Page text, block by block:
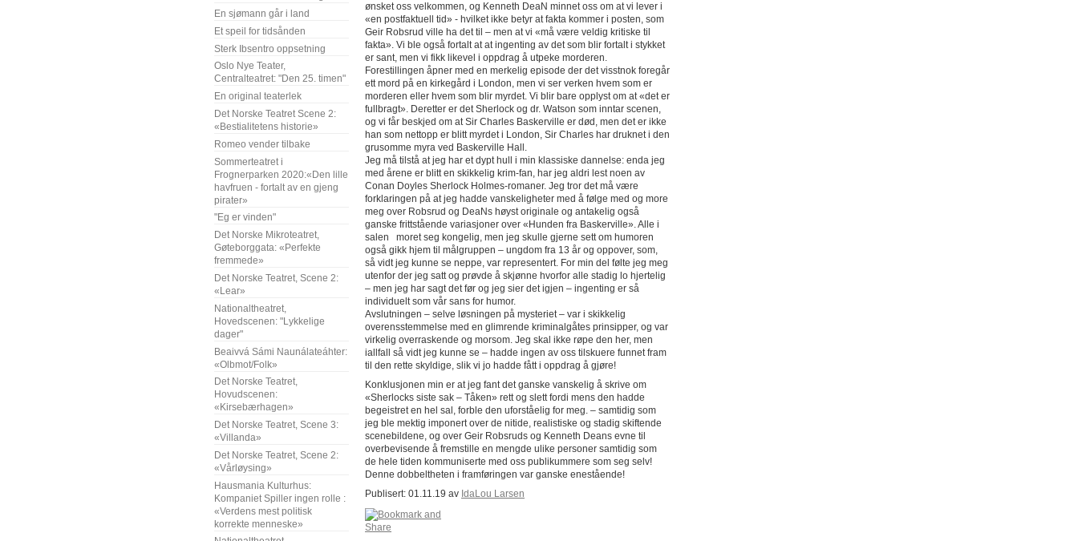
En sjømann går i land
Et speil for tidsånden
Sterk Ibsentro oppsetning
Oslo Nye Teater,
Centralteatret: "Den 25. timen"
En original teaterlek
Det Norske Teatret Scene 2:
«Bestialitetens historie»
Romeo vender tilbake
Sommerteatret i
Frognerparken 2020:«Den lille
havfruen - fortalt av en gjeng
pirater»
"Eg er vinden"
Det Norske Mikroteatret,
Gøteborggata: «Perfekte
fremmede»
Det Norske Teatret, Scene 2:
«Lear»
Nationaltheatret,
Hovedscenen: "Lykkelige
dager"
Beaivvá Sámi Naunálateáhter:
«Olbmot/Folk»
Det Norske Teatret,
Hovudscenen:
«Kirsebærhagen»
Det Norske Teatret, Scene 3:
«Villanda»
Det Norske Teatret, Scene 2:
«Vårløysing»
Hausmania Kulturhus:
Kompaniet Spiller ingen rolle :
«Verdens mest politisk
korrekte menneske»
ønsket oss velkommen, og Kenneth DeaN minnet oss om at vi lever i
«en postfaktuell tid» - hvilket ikke betyr at fakta kommer i posten, som
Geir Robsrud ville ha det til – men at vi «må være veldig kritiske til
fakta». Vi ble også fortalt at at ingenting av det som blir fortalt i stykket
er sant, men vi fikk likevel i oppdrag å utpeke morderen.
Forestillingen åpner med en merkelig episode der det visstnok foregår
ett mord på en kirkegård i London, men vi ser verken hvem som er
morderen eller hvem som blir myrdet. Vi blir bare opplyst om at «det er
fullbragt». Deretter er det Sherlock og dr. Watson som inntar scenen,
og vi får beskjed om at Sir Charles Baskerville er død, men det er ikke
han som nettopp er blitt myrdet i London, Sir Charles har druknet i den
grusomme myra ved Baskerville Hall.
Jeg må tilstå at jeg har et dypt hull i min klassiske dannelse: enda jeg
med årene er blitt en skikkelig krim-fan, har jeg aldri lest noen av
Conan Doyles Sherlock Holmes-romaner. Jeg tror det må være
forklaringen på at jeg hadde vanskeligheter med å følge med og more
meg over Robsrud og DeaNs høyst originale og antakelig også
ganske frittstående variasjoner over «Hunden fra Baskerville». Alle i
salen moret seg kongelig, men jeg skulle gjerne sett om humoren
også gikk hjem til målgruppen – ungdom fra 13 år og oppover, som,
så vidt jeg kunne se neppe, var representert. For min del følte jeg meg
utenfor der jeg satt og prøvde å skjønne hvorfor alle stadig lo hjertelig
– men jeg har sagt det før og jeg sier det igjen – ingenting er så
individuelt som vår sans for humor.
Avslutningen – selve løsningen på mysteriet – var i skikkelig
overensstemmelse med en glimrende kriminalgåtes prinsipper, og var
virkelig overraskende og morsom. Jeg skal ikke røpe den her, men
iallfall så vidt jeg kunne se – hadde ingen av oss tilskuere funnet fram
til den rette skyldige, slik vi jo hadde fått i oppdrag å gjøre!
Konklusjonen min er at jeg fant det ganske vanskelig å skrive om
«Sherlocks siste sak – Tåken» rett og slett fordi mens den hadde
begeistret en hel sal, forble den uforståelig for meg. – samtidig som
jeg ble mektig imponert over de nitide, realistiske og stadig skiftende
scenebildene, og over Geir Robsruds og Kenneth Deans evne til
overbevisende å fremstille en mengde ulike personer samtidig som
de hele tiden kommuniserte med oss publikummere som seg selv!
Denne dobbeltheten i framføringen var ganske enestående!
Publisert: 01.11.19 av IdaLou Larsen